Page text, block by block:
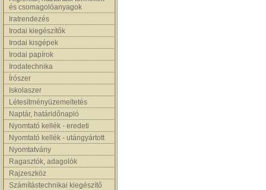
és csomagolóanyagok
Iratrendezés
Irodai kiegészítők
Irodai kisgépek
Irodai papírok
Irodatechnika
Írószer
Iskolaszer
Létesítményüzemeltetés
Naptár, határidőnapló
Nyomtató kellék - eredeti
Nyomtató kellék - utángyártott
Nyomtatvány
Ragasztók, adagolók
Rajzeszköz
Számítástechnikai kiegészítő